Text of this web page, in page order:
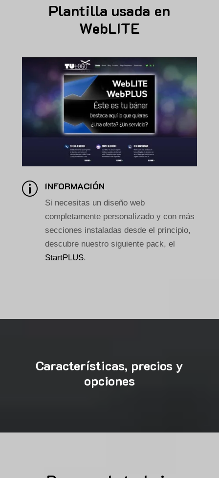
Plantilla usada en
WebLITE
p INFORMACIÓN
Si necesitas un diseño web
completamente personalizado y con más
secciones instaladas desde el principio,
descubre nuestro siguiente pack, el
StartPLUS.
Características, precios y
opciones